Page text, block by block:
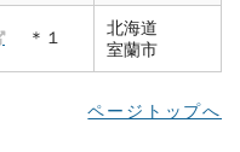
＊１
北海道
室蘭市
ページトップへ